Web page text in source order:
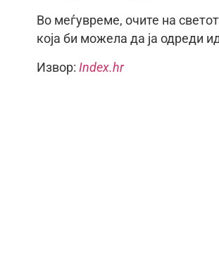
Во меѓувреме, очите на
која би можела да ја одреди
Извор: Index.hr